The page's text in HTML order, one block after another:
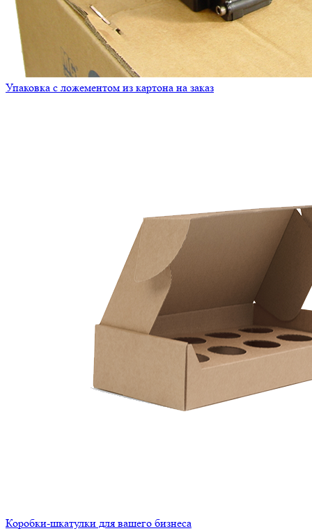
Упаковка с ложементом из картона на заказ
Коробки-шкатулки для вашего бизнеса